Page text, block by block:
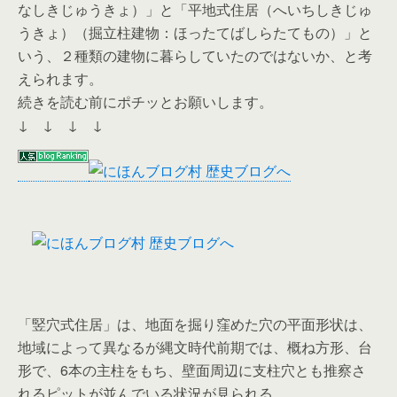
なしきじゅうきょ）」と「平地式住居（へいちしきじゅ
うきょ）（掘立柱建物：ほったてばしらたてもの）」と
いう、２種類の建物に暮らしていたのではないか、と考
えられます。
続きを読む前にポチッとお願いします。
↓ ↓ ↓ ↓
「竪穴式住居」は、地面を掘り窪めた穴の平面形状は、
地域によって異なるが縄文時代前期では、概ね方形、台
形で、6本の主柱をもち、壁面周辺に支柱穴とも推察さ